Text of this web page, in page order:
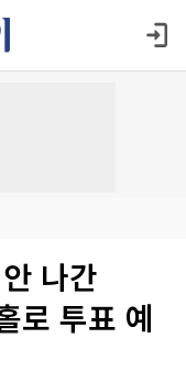
나간
로 투표 예